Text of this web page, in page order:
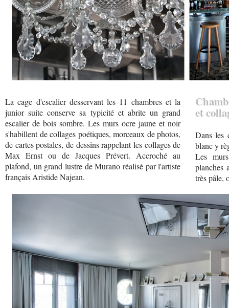
La cage d'escalier desservant les 11 chambres et la
junior suite conserve sa typicité et abrite un grand
escalier de bois sombre. Les murs ocre jaune et noir
s'habillent de collages poétiques, morceaux de photos,
de cartes postales, de dessins rappelant les collages de
Max Ernst ou de Jacques Prévert. Accroché au
plafond, un grand lustre de Murano réalisé par l'artiste
français Aristide Najean.
et
Dans les
blanc y
Les
planches
très pâle,